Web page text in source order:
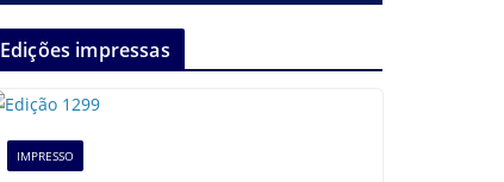
Edições impressas
IMPRESSO